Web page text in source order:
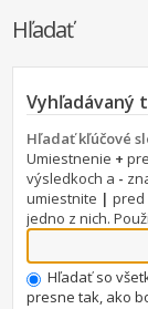
Hľadať
Vyhľadávaný
Hľadať kľúčové
Umiestnenie +
výsledkoch a -
umiestnite | pred
jedno z nich.
Hľadať so
presne tak, ako